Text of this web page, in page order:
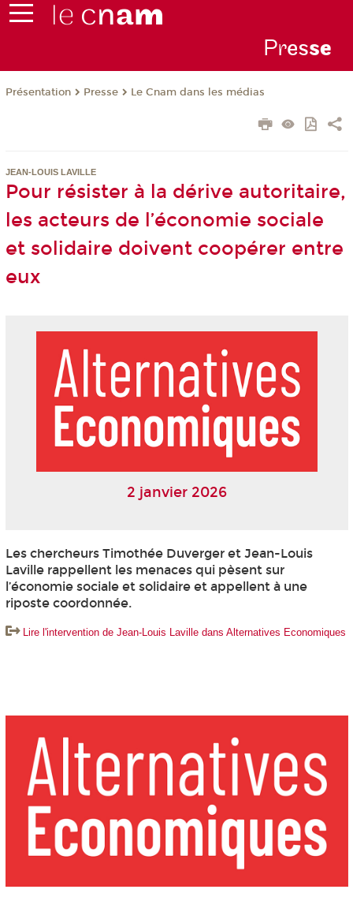
Presse
Présentation Presse Le Cnam dans les médias
JEAN-LOUIS LAVILLE
Pour résister à la dérive autoritaire,
les acteurs de l’économie sociale
et solidaire doivent coopérer entre
eux
2 janvier 2026
Les chercheurs Timothée Duverger et Jean-Louis
Laville rappellent les menaces qui pèsent sur
l’économie sociale et solidaire et appellent à une
riposte coordonnée.
Lire l'intervention de Jean-Louis Laville dans Alternatives Economiques